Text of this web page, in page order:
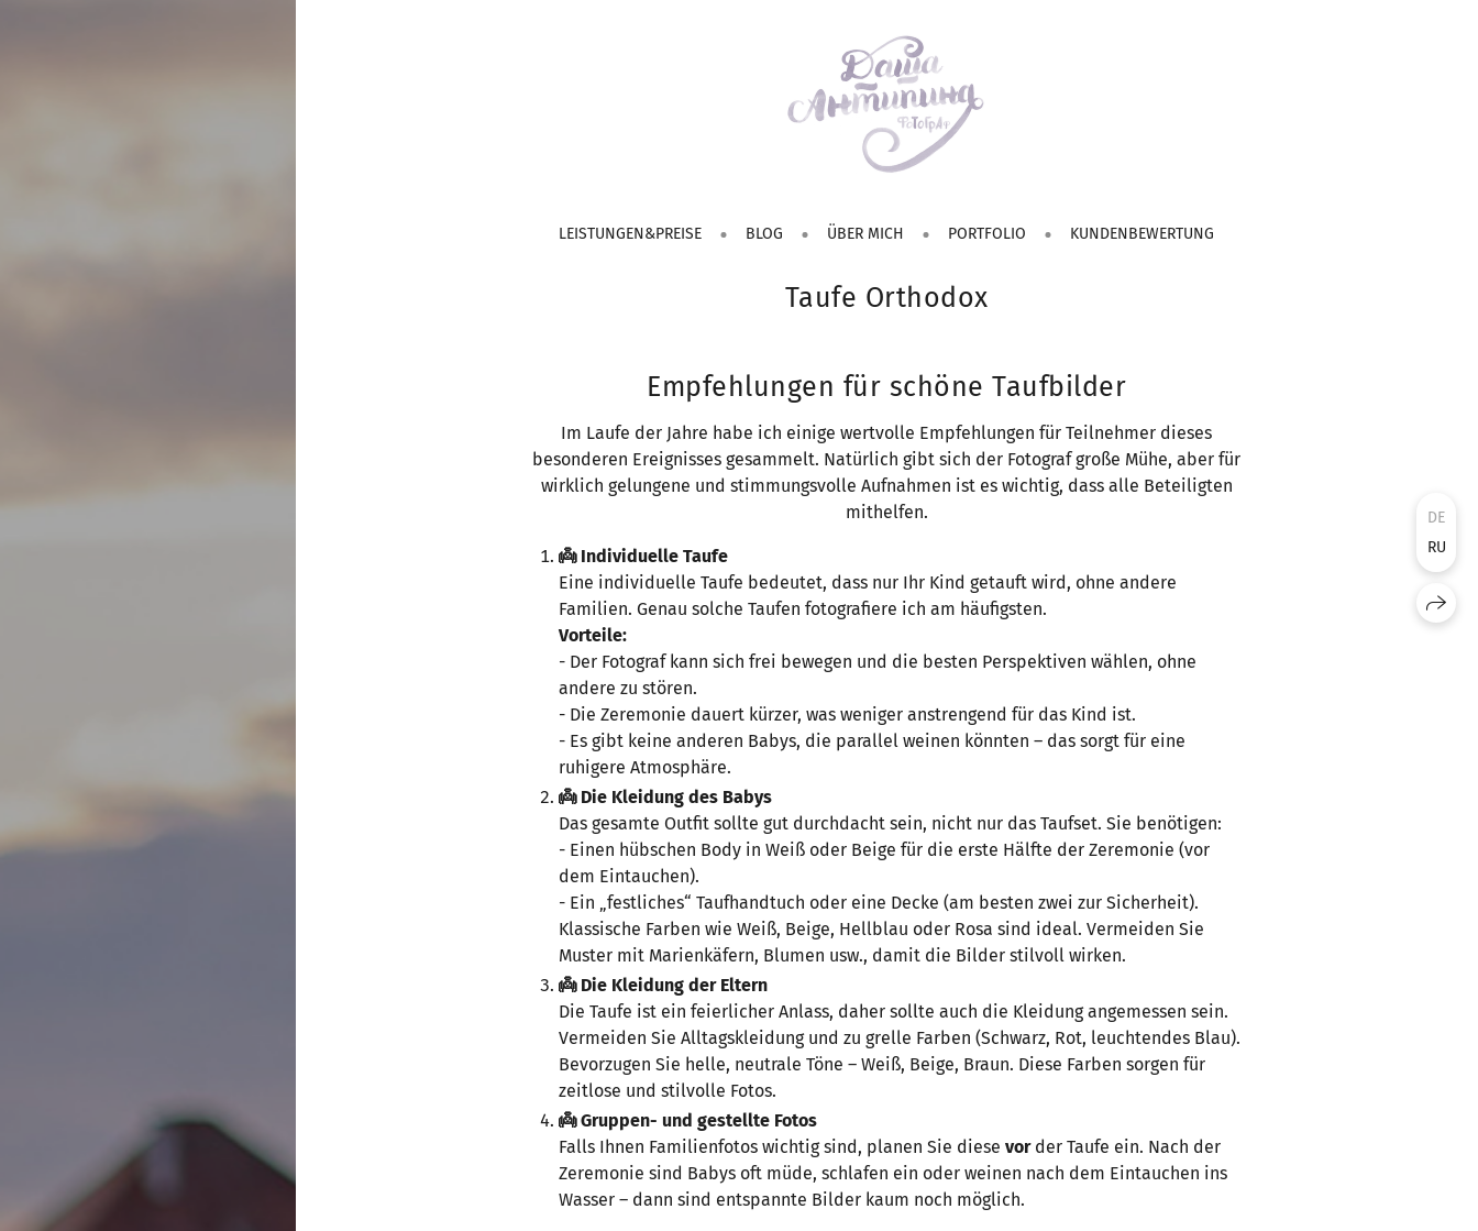
LEISTUNGEN&PREISE BLOG ÜBER MICH PORTFOLIO KUNDENBEWERTUNG
Taufe Orthodox
Empfehlungen für schöne Taufbilder
Im Laufe der Jahre habe ich einige wertvolle Empfehlungen für Teilnehmer dieses
besonderen Ereignisses gesammelt. Natürlich gibt sich der Fotograf große Mühe, aber für
wirklich gelungene und stimmungsvolle Aufnahmen ist es wichtig, dass alle Beteiligten
mithelfen.
👼 Individuelle Taufe
Eine individuelle Taufe bedeutet, dass nur Ihr Kind getauft wird, ohne andere
Familien. Genau solche Taufen fotografiere ich am häufigsten.
Vorteile:
- Der Fotograf kann sich frei bewegen und die besten Perspektiven wählen, ohne
andere zu stören.
- Die Zeremonie dauert kürzer, was weniger anstrengend für das Kind ist.
- Es gibt keine anderen Babys, die parallel weinen könnten – das sorgt für eine
ruhigere Atmosphäre.
👼 Die Kleidung des Babys
Das gesamte Outfit sollte gut durchdacht sein, nicht nur das Taufset. Sie benötigen:
- Einen hübschen Body in Weiß oder Beige für die erste Hälfte der Zeremonie (vor
dem Eintauchen).
- Ein „festliches“ Taufhandtuch oder eine Decke (am besten zwei zur Sicherheit).
Klassische Farben wie Weiß, Beige, Hellblau oder Rosa sind ideal. Vermeiden Sie
Muster mit Marienkäfern, Blumen usw., damit die Bilder stilvoll wirken.
👼 Die Kleidung der Eltern
Die Taufe ist ein feierlicher Anlass, daher sollte auch die Kleidung angemessen sein.
Vermeiden Sie Alltagskleidung und zu grelle Farben (Schwarz, Rot, leuchtendes Blau).
Bevorzugen Sie helle, neutrale Töne – Weiß, Beige, Braun. Diese Farben sorgen für
zeitlose und stilvolle Fotos.
👼 Gruppen- und gestellte Fotos
Falls Ihnen Familienfotos wichtig sind, planen Sie diese vorder Taufe ein. Nach der
Zeremonie sind Babys oft müde, schlafen ein oder weinen nach dem Eintauchen ins
Wasser – dann sind entspannte Bilder kaum noch möglich.
DE
RU